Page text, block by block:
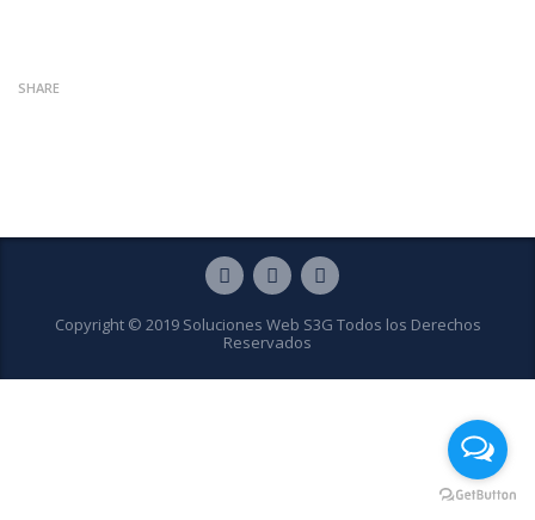
SHARE
Copyright © 2019 Soluciones Web S3G Todos los Derechos
Reservados